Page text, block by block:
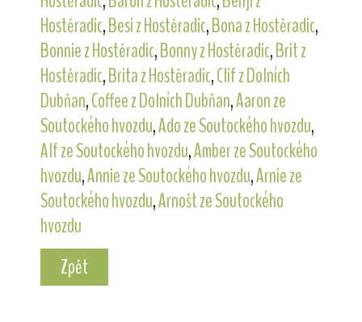
Hostěradic,Besi z Hostěradic,Bona z Hostěradic,
Bonnie z Hostěradic,Bonny z Hostěradic,Brit z
Hostěradic,Brita z Hostěradic,Clif z Dolních
Dubňan,Coffee z Dolních Dubňan,Aaron ze
Soutockého hvozdu,Ado ze Soutockého hvozdu,
Alf ze Soutockého hvozdu,Amber ze Soutockého
hvozdu,Annie ze Soutockého hvozdu,Arnie ze
Soutockého hvozdu,Arnošt ze Soutockého
hvozdu
Zpět